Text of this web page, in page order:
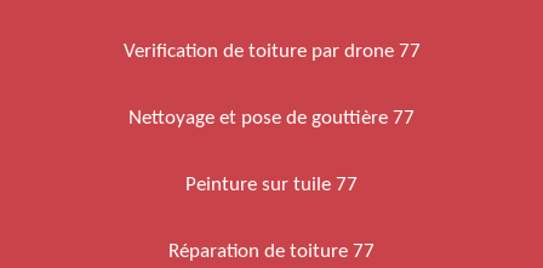
Verification de toiture par drone 77
Nettoyage et pose de gouttière 77
Peinture sur tuile 77
Réparation de toiture 77